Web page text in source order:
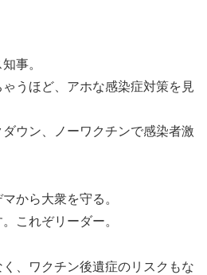
事。
うほど、アホな感染症対策を見
ウン、ノーワクチンで感染者激
から大衆を守る。
これぞリーダー。
、ワクチン後遺症のリスクもな